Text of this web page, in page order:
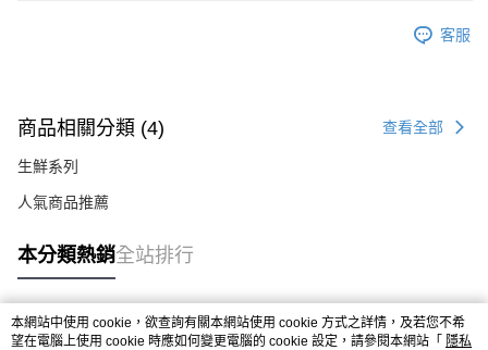
客服
商品相關分類 (4) 查看全部
生鮮系列
人氣商品推薦
本分類熱銷全站排行
熱門標籤
本網站中使用 cookie，欲查詢有關本網站使用 cookie 方式之詳情，及若您不希
望在電腦上使用 cookie 時應如何變更電腦的 cookie 設定，請參閱本網站「 隱私